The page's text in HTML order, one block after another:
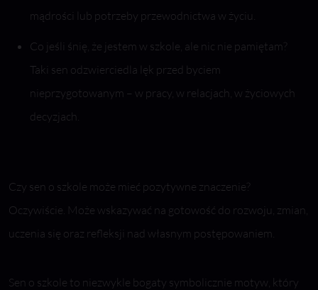
mądrości lub potrzeby przewodnictwa w życiu.
Co jeśli śnię, że jestem w szkole, ale nic nie pamiętam?
Taki sen odzwierciedla lęk przed byciem
nieprzygotowanym – w pracy, w relacjach, w życiowych
decyzjach.
Czy sen o szkole może mieć pozytywne znaczenie?
Oczywiście. Może wskazywać na gotowość do rozwoju, zmian,
uczenia się oraz refleksji nad własnym postępowaniem.
Sen o szkole to niezwykle bogaty symbolicznie motyw, który